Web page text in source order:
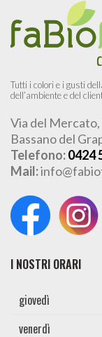
Tutti i colori e i gusti
dell’ambiente e del
Via del Mercato,
Bassano del
Telefono:0424
Mail:
I NOSTRI ORARI
giovedì
venerdì